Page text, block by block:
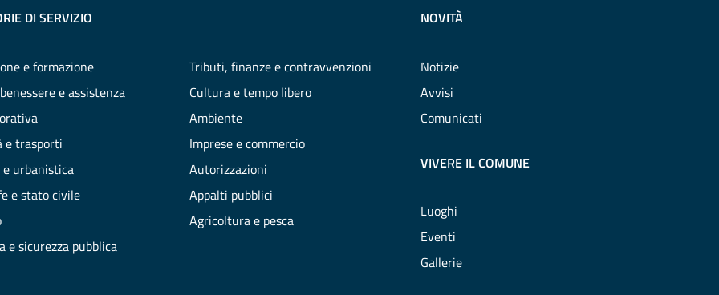
DI SERVIZIO
e formazione
e assistenza
e trasporti
urbanistica
e stato civile
e sicurezza pubblica
Tributi, finanze e contravvenzioni
Cultura e tempo libero
Ambiente
Imprese e commercio
Autorizzazioni
Appalti pubblici
Agricoltura e pesca
NOVITÀ
Notizie
Avvisi
Comunicati
VIVERE IL COMUNE
Luoghi
Eventi
Gallerie